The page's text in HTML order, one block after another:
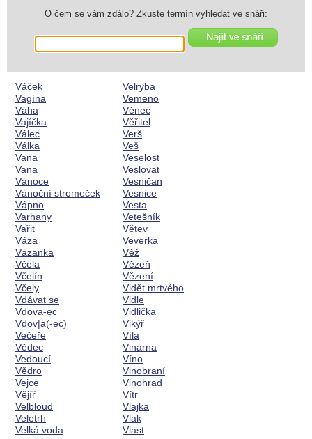
O čem se vám zdálo? Zkuste termín vyhledat ve snáři:
Váček
Vagína
Váha
Vajíčka
Válec
Válka
Vana
Vana
Vánoce
Vánoční stromeček
Vápno
Varhany
Vařit
Váza
Vázanka
Včela
Včelín
Včely
Vdávat se
Vdova-ec
Vdov|a(-ec)
Večeře
Vědec
Vedoucí
Vědro
Vejce
Vějíř
Velbloud
Veletrh
Velká voda
Velryba
Vemeno
Věnec
Věřitel
Verš
Veš
Veselost
Veslovat
Vesničan
Vesnice
Vesta
Vetešník
Větev
Veverka
Věž
Vězeň
Vězení
Vidět mrtvého
Vidle
Vidlička
Vikýř
Víla
Vinárna
Víno
Vinobraní
Vinohrad
Vítr
Vlajka
Vlak
Vlast